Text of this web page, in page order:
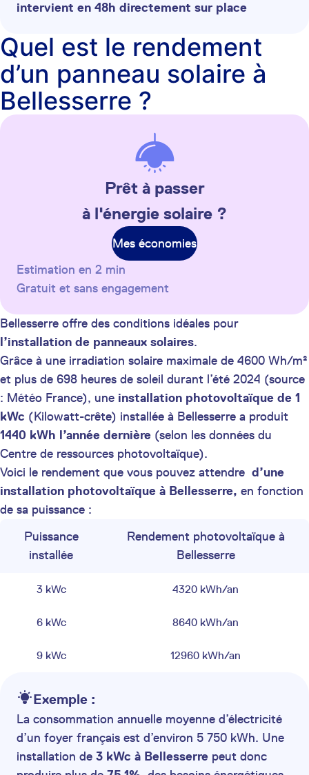
intervient en 48h directement sur place
Quel est le rendement
d’un panneau solaire à
Bellesserre ?
Prêt à passer
à l'énergie solaire ?
Mes économies
Estimation en 2 min
Gratuit et sans engagement
Bellesserre offre des conditions idéales pour
l’installation de panneaux solaires.
Grâce à une irradiation solaire maximale de 4600 Wh/m²
et plus de 698 heures de soleil durant l’été 2024 (source
: Météo France), une installation photovoltaïque de 1
kWc (Kilowatt-crête) installée à Bellesserre a produit
1440 kWh l’année dernière (selon les données du
Centre de ressources photovoltaïque).
Voici le rendement que vous pouvez attendre d’une
installation photovoltaïque à Bellesserre, en fonction
de sa puissance :
Puissance
installée
Rendement photovoltaïque à
Bellesserre
3 kWc 4320 kWh/an
6 kWc 8640 kWh/an
9 kWc 12960 kWh/an
Exemple :
La consommation annuelle moyenne d’électricité
d’un foyer français est d’environ 5 750 kWh. Une
installation de 3 kWc à Bellesserre peut donc